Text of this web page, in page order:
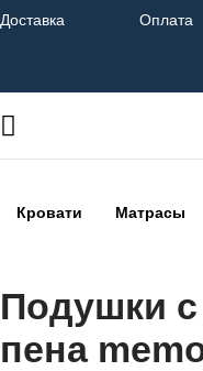
Доставка Оплата
Кровати Матрасы
Подушки
пена